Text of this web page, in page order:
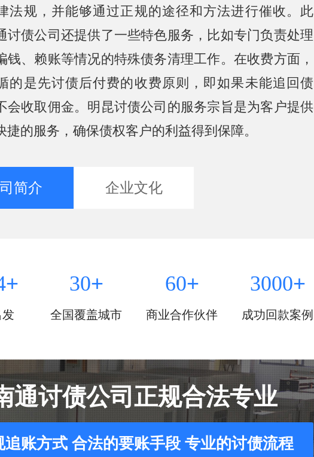
法规，并能够通过正规的途径和方法进行催收。此
讨债公司还提供了一些特色服务，比如专门负责处理
钱、赖账等情况的特殊债务清理工作。在收费方面，
的是先讨债后付费的收费原则，即如果未能追回债
会收取佣金。明昆讨债公司的服务宗旨是为客户提供
捷的服务，确保债权客户的利益得到保障。
简介 企业文化
+
发
30+
全国覆盖城市
60+
商业合作伙伴
3000+
成功回款案例
通讨债公司正规合法专业
追账方式 合法的要账手段 专业的讨债流程